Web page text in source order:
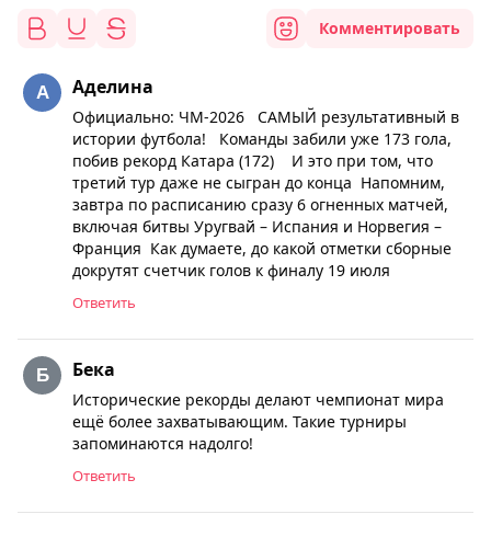
Комментировать
Аделина
Официально: ЧМ-2026 САМЫЙ результативный в
истории футбола! Команды забили уже 173 гола,
побив рекорд Катара (172) И это при том, что
третий тур даже не сыгран до конца Напомним,
завтра по расписанию сразу 6 огненных матчей,
включая битвы Уругвай – Испания и Норвегия –
Франция Как думаете, до какой отметки сборные
докрутят счетчик голов к финалу 19 июля
Ответить
Бека
Исторические рекорды делают чемпионат мира
ещё более захватывающим. Такие турниры
запоминаются надолго!
Ответить